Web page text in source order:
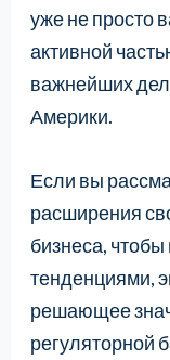
уже не просто
активной
важнейших
Америки.
Если вы
расширения
бизнеса,
тенденциями,
решающее
регуляторной